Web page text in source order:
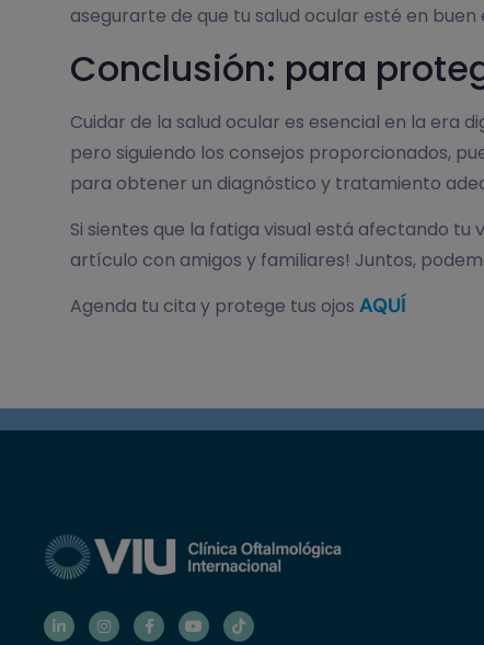
asegurarte de que tu salud ocular esté en buen
Conclusión: para
Cuidar de la salud ocular es esencial en la era
pero siguiendo los consejos proporcionados,
para obtener un diagnóstico y tratamiento
Si sientes que la fatiga visual está afectando
artículo con amigos y familiares! Juntos,
Agenda tu cita y protege tus ojos AQUÍ